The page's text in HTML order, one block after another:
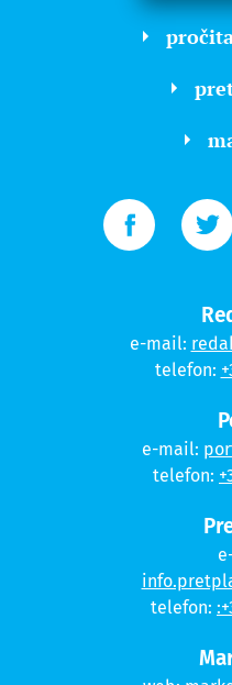
e-mail:
telefon:
e-mail:
telefon:
telefon: